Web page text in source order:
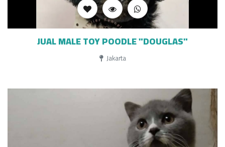
JUAL MALE TOY POODLE "DOUGLAS"
Jakarta